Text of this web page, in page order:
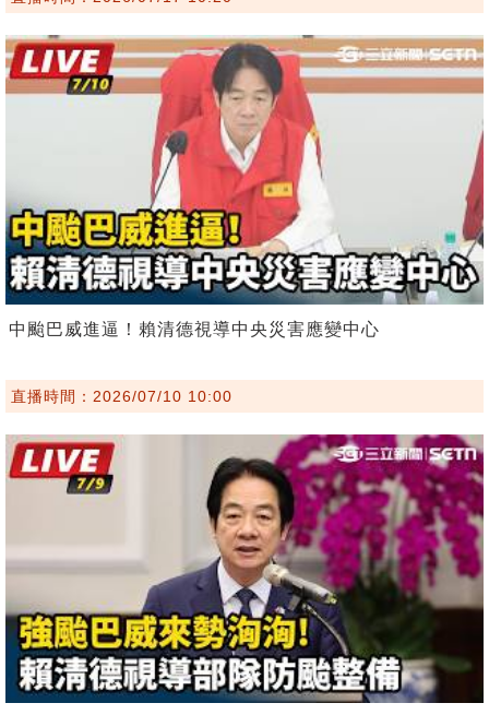
中颱巴威進逼！賴清德視導中央災害應變中心
直播時間：2026/07/10 10:00